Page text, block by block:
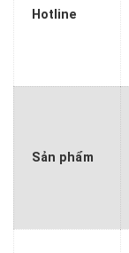
Hotline
Sản phẩm